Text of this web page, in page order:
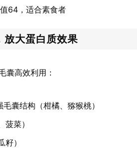
64，适合素食者
放大蛋白质效果
囊高效利用：
囊结构（柑橘、猕猴桃）
菠菜）
）